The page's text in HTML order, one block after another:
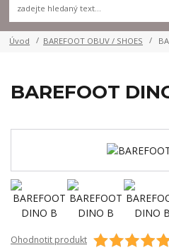
Úvod BAREFOOT OBUV / SHOES
BAREFOOT
Ohodnotit produkt